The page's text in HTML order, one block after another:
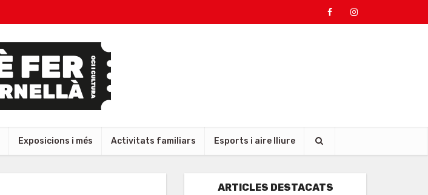
Exposicions i més Activitats familiars Esports i aire lliure
ARTICLES DESTACATS